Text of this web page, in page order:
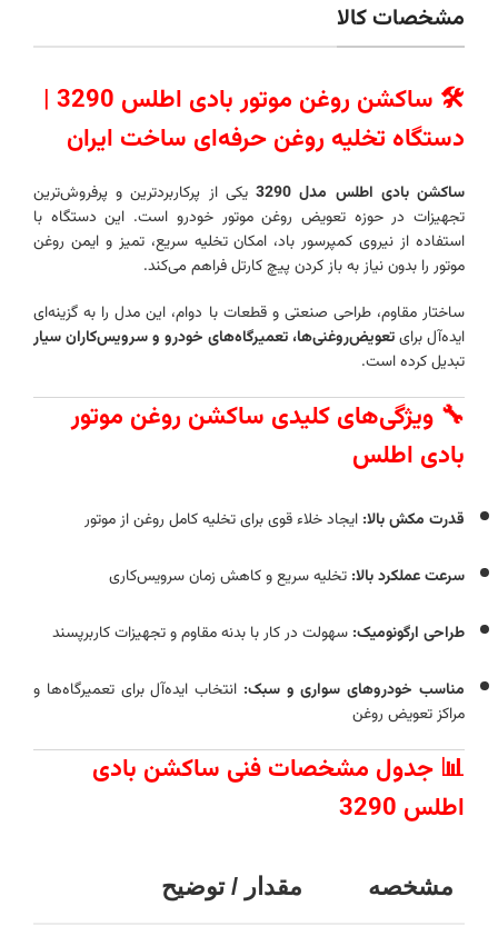
مشخصات کالا
🛠️ ساکشن روغن موتور بادی اطلس 3290 |
دستگاه تخلیه روغن حرفه‌ای ساخت ایران
ساکشن بادی اطلس مدل 3290
یکی از پرکاربردترین و پرفروش‌ترین
تجهیزات در حوزه تعویض روغن موتور خودرو است. این دستگاه با
استفاده از نیروی کمپرسور باد، امکان تخلیه سریع، تمیز و ایمن روغن
موتور را بدون نیاز به باز کردن پیچ کارتل فراهم می‌کند.
ساختار مقاوم، طراحی صنعتی و قطعات با دوام، این مدل را به گزینه‌ای
ایده‌آل برایتعویض‌روغنی‌ها، تعمیرگاه‌های خودرو و سرویس‌کاران سیار
تبدیل کرده است.
🔧 ویژگی‌های کلیدی ساکشن روغن موتور
بادی اطلس
قدرت مکش بالا: ایجاد خلاء قوی برای تخلیه کامل روغن از موتور
سرعت عملکرد بالا: تخلیه سریع و کاهش زمان سرویس‌کاری
طراحی ارگونومیک: سهولت در کار با بدنه مقاوم و تجهیزات کاربرپسند
مناسب خودروهای سواری و سبک: انتخاب ایده‌آل برای تعمیرگاه‌ها و
مراکز تعویض روغن
📊 جدول مشخصات فنی ساکشن بادی
اطلس 3290
مشخصه مقدار / توضیح